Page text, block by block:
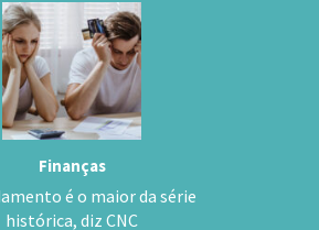
Finanças
é o maior da série
histórica, diz CNC